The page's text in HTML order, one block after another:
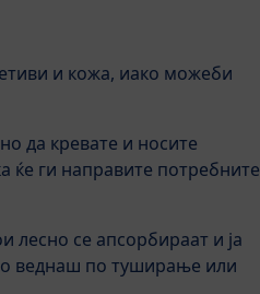
и кожа, иако можеби
да кревате и носите
ќе ги направите потребните
лесно се апсорбираат и ја
веднаш по туширање или